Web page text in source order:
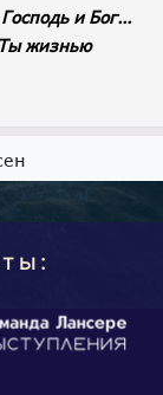
и Бог…
жизнью